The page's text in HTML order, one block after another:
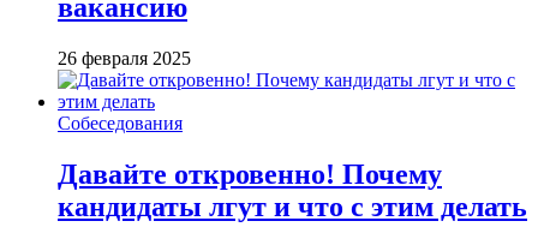
вакансию
26 февраля 2025
Собеседования
Давайте откровенно! Почему
кандидаты лгут и что с этим делать